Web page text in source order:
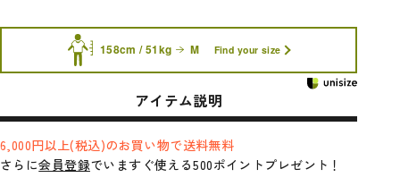
158cm / 51kg M Find your size
アイテム説明
6,000円以上(税込)のお買い物で送料無料
さらに会員登録でいますぐ使える500ポイントプレゼント！